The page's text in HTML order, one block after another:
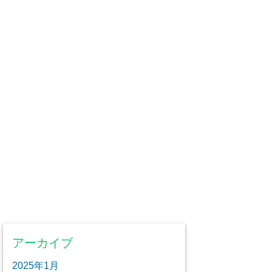
アーカイブ
2025年1月